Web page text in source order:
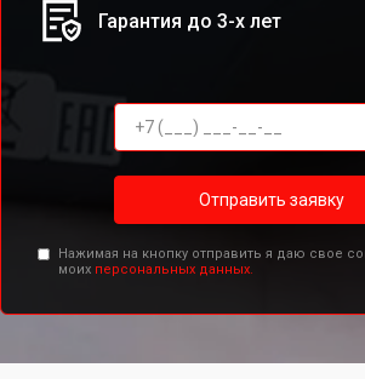
Гарантия до 3-х лет
Отправить заявку
Нажимая на кнопку отправить я даю свое
моих персональных данных.